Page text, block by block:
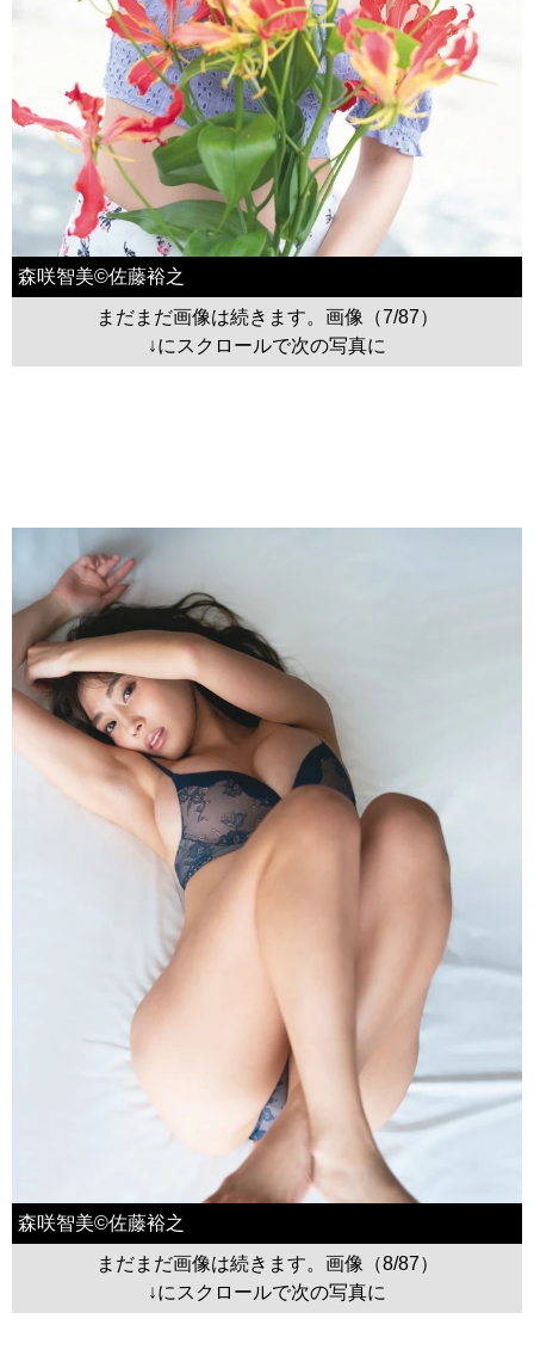
森咲智美©佐藤裕之
まだまだ画像は続きます。画像（7/87）
↓にスクロールで次の写真に
森咲智美©佐藤裕之
まだまだ画像は続きます。画像（8/87）
↓にスクロールで次の写真に